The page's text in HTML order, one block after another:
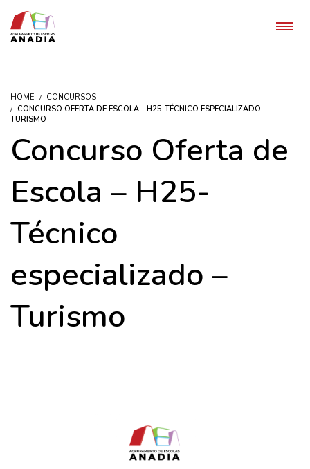
HOME
CONCURSOS
CONCURSO OFERTA DE ESCOLA - H25-TÉCNICO ESPECIALIZADO -
TURISMO
Concurso Oferta de
Escola – H25-
Técnico
especializado –
Turismo